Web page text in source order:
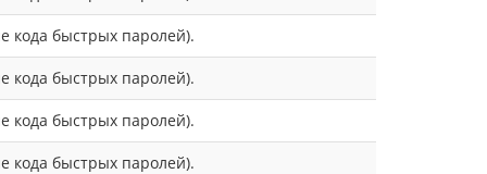
кода быстрых паролей).
кода быстрых паролей).
кода быстрых паролей).
кода быстрых паролей).